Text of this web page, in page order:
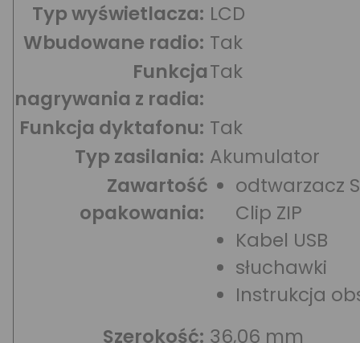
Typ wyświetlacza: LCD
Wbudowane radio: Tak
Funkcja
nagrywania z radia:
Tak
Funkcja dyktafonu: Tak
Typ zasilania: Akumulator
Zawartość
opakowania:
odtwarzacz
Clip ZIP
Kabel USB
słuchawki
Instrukcja
Szerokość: 36,06 mm